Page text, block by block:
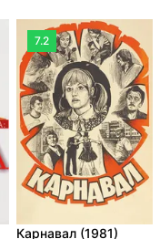
7.2
Карнавал (1981)